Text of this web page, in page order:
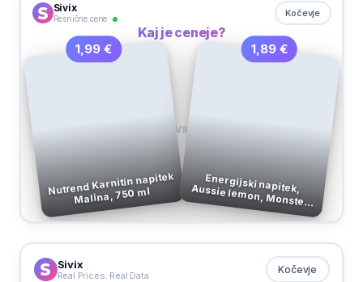
Sivix
Resnične cene
Kočevje
Kaj je ceneje?
1,99 €
Nutrend Karnitin napitek
Malina, 750 ml
VS
1,89 €
Energijski napitek, Aussie lemon, Monster,
500 ml
Sivix
Real Prices. Real Data Kočevje